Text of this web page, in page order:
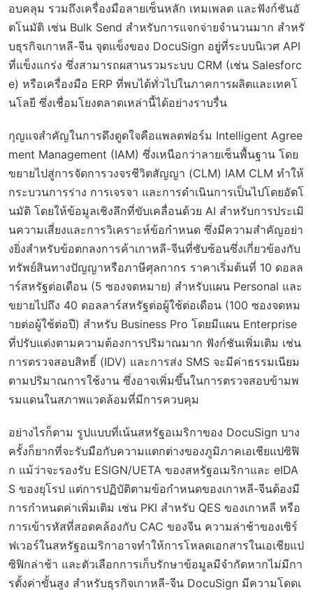
อบคลุม รวมถึงเครื่องมือลายเซ็นหลัก เทมเพลต และฟังก์ชันอั
ตโนมัติ เช่น Bulk Send สำหรับการแจกจ่ายจำนวนมาก สำหรั
บธุรกิจเกาหลี-จีน จุดแข็งของ DocuSign อยู่ที่ระบบนิเวศ API
ที่แข็งแกร่ง ซึ่งสามารถผสานรวมระบบ CRM (เช่น Salesforc
e) หรือเครื่องมือ ERP ที่พบได้ทั่วไปในภาคการผลิตและเทคโ
นโลยี ซึ่งเชื่อมโยงตลาดเหล่านี้ได้อย่างราบรื่น
กุญแจสำคัญในการดึงดูดใจคือแพลตฟอร์ม Intelligent Agree
ment Management (IAM) ซึ่งเหนือกว่าลายเซ็นพื้นฐาน โดย
ขยายไปสู่การจัดการวงจรชีวิตสัญญา (CLM) IAM CLM ทำให้
กระบวนการร่าง การเจรจา และการดำเนินการเป็นไปโดยอัตโ
นมัติ โดยให้ข้อมูลเชิงลึกที่ขับเคลื่อนด้วย AI สำหรับการประเมิ
นความเสี่ยงและการวิเคราะห์ข้อกำหนด ซึ่งมีความสำคัญอย่า
งยิ่งสำหรับข้อตกลงการค้าเกาหลี-จีนที่ซับซ้อนซึ่งเกี่ยวข้องกับ
ทรัพย์สินทางปัญญาหรือภาษีศุลกากร ราคาเริ่มต้นที่ 10 ดอลล
าร์สหรัฐต่อเดือน (5 ซองจดหมาย) สำหรับแผน Personal และ
ขยายไปถึง 40 ดอลลาร์สหรัฐต่อผู้ใช้ต่อเดือน (100 ซองจดหม
ายต่อผู้ใช้ต่อปี) สำหรับ Business Pro โดยมีแผน Enterprise
ที่ปรับแต่งตามความต้องการปริมาณมาก ฟังก์ชันเพิ่มเติม เช่น
การตรวจสอบสิทธิ์ (IDV) และการส่ง SMS จะมีค่าธรรมเนียม
ตามปริมาณการใช้งาน ซึ่งอาจเพิ่มขึ้นในการตรวจสอบข้ามพ
รมแดนในสภาพแวดล้อมที่มีการควบคุม
อย่างไรก็ตาม รูปแบบที่เน้นสหรัฐอเมริกาของ DocuSign บาง
ครั้งก็ยากที่จะรับมือกับความแตกต่างของภูมิภาคเอเชียแปซิฟิ
ก แม้ว่าจะรองรับ ESIGN/UETA ของสหรัฐอเมริกาและ eIDA
S ของยุโรป แต่การปฏิบัติตามข้อกำหนดของเกาหลี-จีนต้องมี
การกำหนดค่าเพิ่มเติม เช่น PKI สำหรับ QES ของเกาหลี หรือ
การเข้ารหัสที่สอดคล้องกับ CAC ของจีน ความล่าช้าของเซิร์
ฟเวอร์ในสหรัฐอเมริกาอาจทำให้การโหลดเอกสารในเอเชียแป
ซิฟิกล่าช้า และตัวเลือกการเก็บรักษาข้อมูลมีจำกัดหากไม่มีกา
รตั้งค่าขั้นสูง สำหรับธุรกิจเกาหลี-จีน DocuSign มีความโดดเ